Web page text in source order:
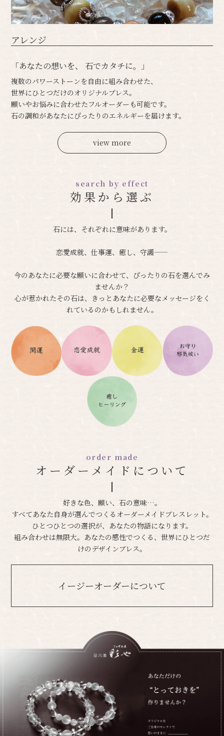
アレンジ
「あなたの想いを、 石でカタチに。」
複数のパワーストーンを自由に組み合わせた、
世界にひとつだけのオリジナルブレス。
願いやお悩みに合わせたフルオーダーも可能です。
石の調和があなたにぴったりのエネルギーを届けます。
view more
search by effect
効果から選ぶ
石には、それぞれに意味があります。
恋愛成就、仕事運、癒し、守護——
今のあなたに必要な願いに合わせて、ぴったりの石を選んでみ
ませんか？
心が惹かれたその石は、きっとあなたに必要なメッセージをく
れているのかもしれません。
order made
オーダーメイドについて
好きな色、願い、石の意味…。
すべてあなた自身が選んでつくるオーダーメイドブレスレット。
ひとつひとつの選択が、あなたの物語になります。
組み合わせは無限大。あなたの感性でつくる、世界にひとつだ
けのデザインブレス。
イージーオーダーについて